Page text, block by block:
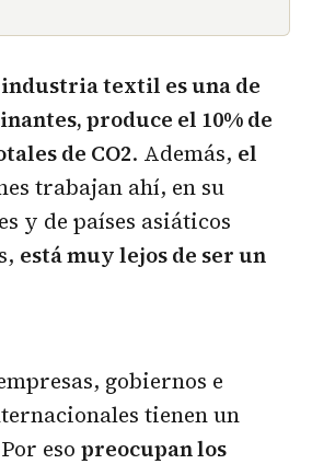
textil es una de
produce el 10% de
de CO2. Además, el
trabajan ahí, en su
y de países asiáticos
está muy lejos de ser un
gobiernos e
tienen un
eso preocupan los